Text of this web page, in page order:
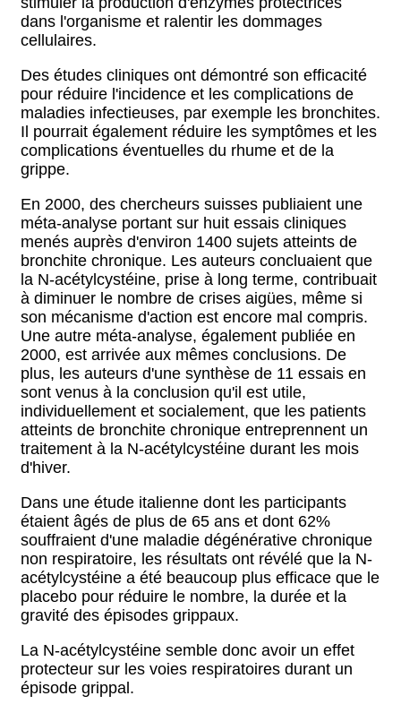
dans l'organisme et ralentir les dommages
cellulaires.
Des études cliniques ont démontré son efficacité
pour réduire l'incidence et les complications de
maladies infectieuses, par exemple les bronchites.
Il pourrait également réduire les symptômes et les
complications éventuelles du rhume et de la
grippe.
En 2000, des chercheurs suisses publiaient une
méta-analyse portant sur huit essais cliniques
menés auprès d'environ 1400 sujets atteints de
bronchite chronique. Les auteurs concluaient que
la N-acétylcystéine, prise à long terme, contribuait
à diminuer le nombre de crises aigües, même si
son mécanisme d'action est encore mal compris.
Une autre méta-analyse, également publiée en
2000, est arrivée aux mêmes conclusions. De
plus, les auteurs d'une synthèse de 11 essais en
sont venus à la conclusion qu'il est utile,
individuellement et socialement, que les patients
atteints de bronchite chronique entreprennent un
traitement à la N-acétylcystéine durant les mois
d'hiver.
Dans une étude italienne dont les participants
étaient âgés de plus de 65 ans et dont 62%
souffraient d'une maladie dégénérative chronique
non respiratoire, les résultats ont révélé que la N-
acétylcystéine a été beaucoup plus efficace que le
placebo pour réduire le nombre, la durée et la
gravité des épisodes grippaux.
La N-acétylcystéine semble donc avoir un effet
protecteur sur les voies respiratoires durant un
épisode grippal.